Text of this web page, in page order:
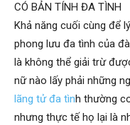
CÓ BẢN TÍNH ĐA TÌNH
Khả năng cuối cùng để
phong lưu đa tình của
là không thể giải trừ
nữ nào lấy phải những
lãng tử đa tình thường
nhưng thực tế họ lại là